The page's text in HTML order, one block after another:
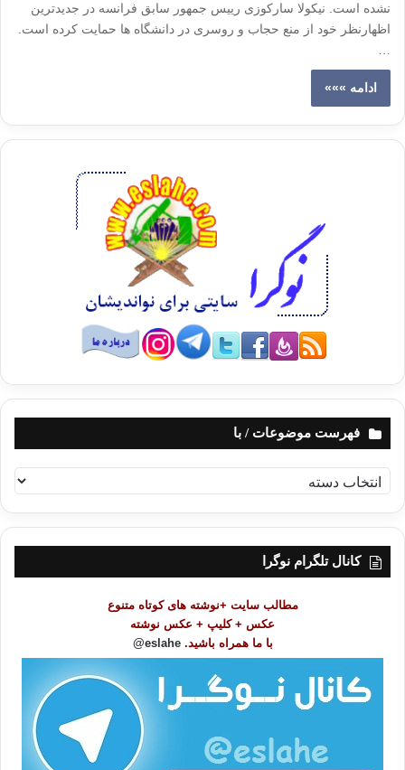
نشده است. نیکولا سارکوزی رییس جمهور سابق فرانسه در جدیدترین
اظهارنظر خود از منع حجاب و روسری در دانشگاه ها حمایت کرده است.
ادامه »»»
فهرست موضوعات / با
ه
ر
کانال تلگرام نوگرا
مطالب سایت +نوشته های کوتاه متنوع
عکس + کلیپ + عکس نوشته
با ما همراه باشید. eslahe@